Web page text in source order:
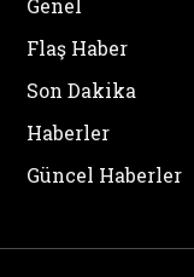
Genel
Flaş Haber
Son Dakika
Haberler
Güncel Haberler